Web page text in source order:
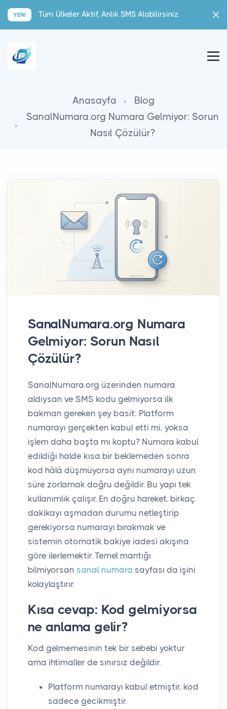
YENI Tüm Ülkeler Aktif, Anlık SMS Alabilirsiniz.
Anasayfa
Blog
SanalNumara.org Numara Gelmiyor: Sorun
Nasıl Çözülür?
SanalNumara.org Numara
Gelmiyor: Sorun Nasıl
Çözülür?
SanalNumara.org üzerinden numara
aldıysan ve SMS kodu gelmiyorsa ilk
bakman gereken şey basit: Platform
numarayı gerçekten kabul etti mi, yoksa
işlem daha başta mı koptu? Numara kabul
edildiği halde kısa bir beklemeden sonra
kod hâlâ düşmüyorsa aynı numarayı uzun
süre zorlamak doğru değildir. Bu yapı tek
kullanımlık çalışır. En doğru hareket, birkaç
dakikayı aşmadan durumu netleştirip
gerekiyorsa numarayı bırakmak ve
sistemin otomatik bakiye iadesi akışına
göre ilerlemektir. Temel mantığı
bilmiyorsan sanal numara sayfası da işini
kolaylaştırır.
Kısa cevap: Kod gelmiyorsa
ne anlama gelir?
Kod gelmemesinin tek bir sebebi yoktur
ama ihtimaller de sınırsız değildir.
Platform numarayı kabul etmiştir, kod
sadece gecikmiştir.